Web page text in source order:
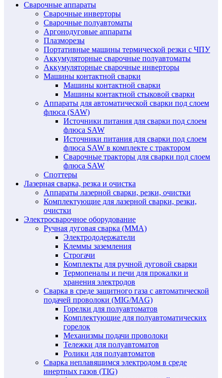
Сварочные аппараты
Сварочные инверторы
Сварочные полуавтоматы
Аргонодуговые аппараты
Плазморезы
Портативные машины термической резки с ЧПУ
Аккумуляторные сварочные полуавтоматы
Аккумуляторные сварочные инверторы
Машины контактной сварки
Машины контактной сварки
Машины контактной стыковой сварки
Аппараты для автоматической сварки под слоем
флюса (SAW)
Источники питания для сварки под слоем
флюса SAW
Источники питания для сварки под слоем
флюса SAW в комплекте с трактором
Сварочные тракторы для сварки под слоем
флюса SAW
Споттеры
Лазерная сварка, резка и очистка
Аппараты лазерной сварки, резки, очистки
Комплектующие для лазерной сварки, резки,
очистки
Электросварочное оборудование
Ручная дуговая сварка (MMA)
Электрододержатели
Клеммы заземления
Строгачи
Комплекты для ручной дуговой сварки
Термопеналы и печи для прокалки и
хранения электродов
Сварка в среде защитного газа с автоматической
подачей проволоки (MIG/MAG)
Горелки для полуавтоматов
Комплектующие для полуавтоматических
горелок
Механизмы подачи проволоки
Тележки для полуавтоматов
Ролики для полуавтоматов
Сварка неплавящимся электродом в среде
инертных газов (TIG)